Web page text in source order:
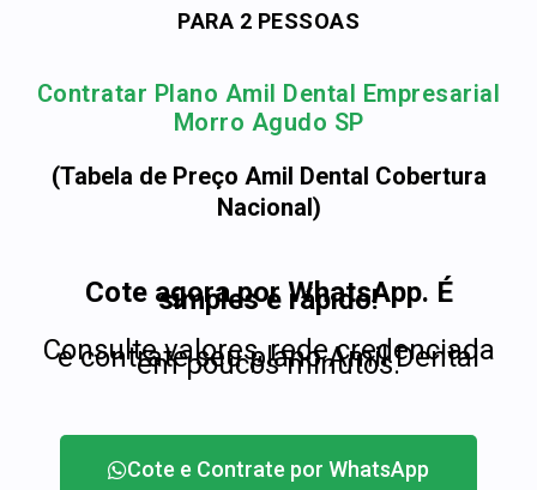
PARA 2 PESSOAS
Contratar Plano Amil Dental Empresarial
Morro Agudo SP
(Tabela de Preço Amil Dental Cobertura
Nacional)
Cote agora por WhatsApp. É
simples e rápido!
Consulte valores, rede credenciada
e contrate seu plano Amil Dental
em poucos minutos.
Cote e Contrate por WhatsApp